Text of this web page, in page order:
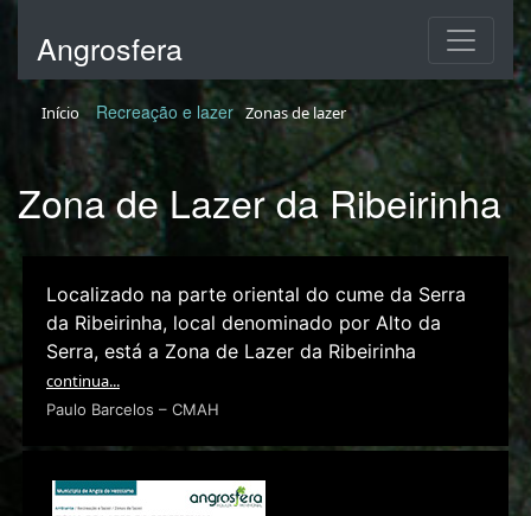
Angrosfera
Início Recreação e lazer Zonas de lazer
Zona de Lazer da Ribeirinha
Localizado na parte oriental do cume da Serra
da Ribeirinha, local denominado por Alto da
Serra, está a Zona de Lazer da Ribeirinha
continua...
Paulo Barcelos – CMAH